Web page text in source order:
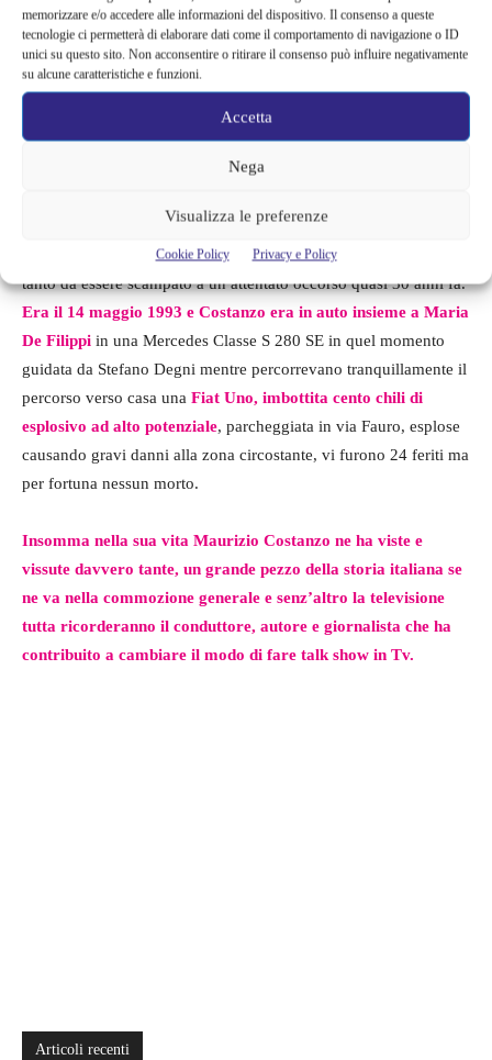
memorizzare e/o accedere alle informazioni del dispositivo. Il consenso a queste
tecnologie ci permetterà di elaborare dati come il comportamento di navigazione o ID
unici su questo sito. Non acconsentire o ritirare il consenso può influire negativamente
su alcune caratteristiche e funzioni.
Accetta
Nega
Visualizza le preferenze
Cookie Policy Privacy e Policy
Maurizio Costanzo primo piano al Maurizio Costanzo Show
Maurizio Costanzo: l’attentato
Costanzo era talmente importante come figura influente nel
mondo del giornalismo, della televisione e anche della politica
tanto da essere scampato a un attentato occorso quasi 30 anni fa.
Era il 14 maggio 1993 e Costanzo era in auto insieme a Maria
De Filippi in una Mercedes Classe S 280 SE in quel momento
guidata da Stefano Degni mentre percorrevano tranquillamente il
percorso verso casa una Fiat Uno, imbottita cento chili di
esplosivo ad alto potenziale, parcheggiata in via Fauro, esplose
causando gravi danni alla zona circostante, vi furono 24 feriti ma
per fortuna nessun morto.
Insomma nella sua vita Maurizio Costanzo ne ha viste e
vissute davvero tante, un grande pezzo della storia italiana se
ne va nella commozione generale e senz’altro la televisione
tutta ricorderanno il conduttore, autore e giornalista che ha
contribuito a cambiare il modo di fare talk show in Tv.
Articoli recenti